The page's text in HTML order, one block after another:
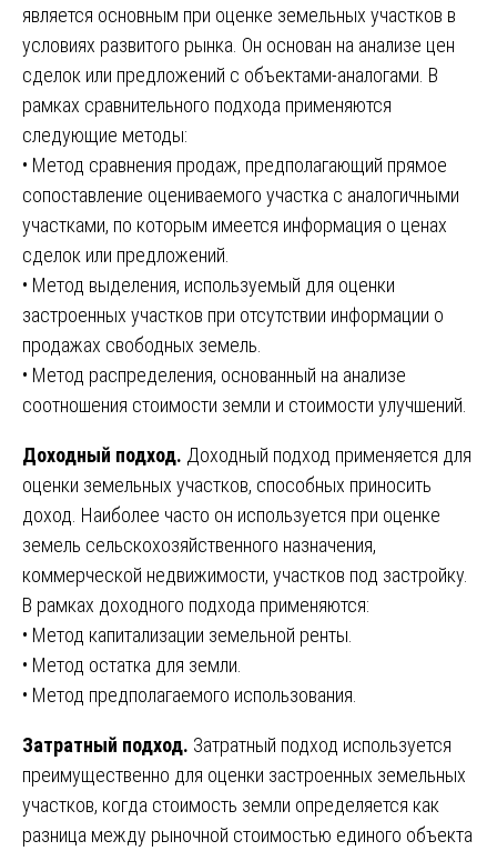
является основным при оценке земельных участков в
условиях развитого рынка. Он основан на анализе цен
сделок или предложений с объектами-аналогами. В
рамках сравнительного подхода применяются
следующие методы:
• Метод сравнения продаж, предполагающий прямое
сопоставление оцениваемого участка с аналогичными
участками, по которым имеется информация о ценах
сделок или предложений.
• Метод выделения, используемый для оценки
застроенных участков при отсутствии информации о
продажах свободных земель.
• Метод распределения, основанный на анализе
соотношения стоимости земли и стоимости улучшений.
Доходный подход. Доходный подход применяется для
оценки земельных участков, способных приносить
доход. Наиболее часто он используется при оценке
земель сельскохозяйственного назначения,
коммерческой недвижимости, участков под застройку.
В рамках доходного подхода применяются:
• Метод капитализации земельной ренты.
• Метод остатка для земли.
• Метод предполагаемого использования.
Затратный подход. Затратный подход используется
преимущественно для оценки застроенных земельных
участков, когда стоимость земли определяется как
разница между рыночной стоимостью единого объекта